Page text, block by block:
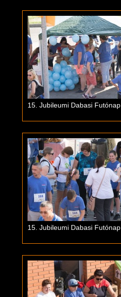
15. Jubileumi Dabasi Futónap
15. Jubileumi Dabasi Futónap